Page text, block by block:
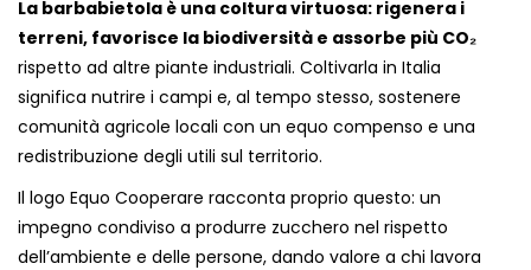
La barbabietola è una coltura virtuosa: rigenera i
terreni, favorisce la biodiversità e assorbe più CO₂
rispetto ad altre piante industriali. Coltivarla in Italia
significa nutrire i campi e, al tempo stesso, sostenere
comunità agricole locali con un equo compenso e una
redistribuzione degli utili sul territorio.
Il logo Equo Cooperare racconta proprio questo: un
impegno condiviso a produrre zucchero nel rispetto
dell’ambiente e delle persone, dando valore a chi lavora